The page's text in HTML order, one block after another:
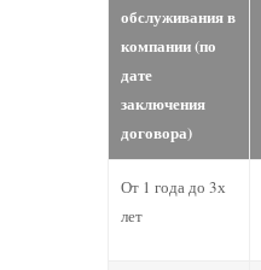
обслуживания в
компании (по
дате
заключения
договора)
От 1 года до 3х
лет